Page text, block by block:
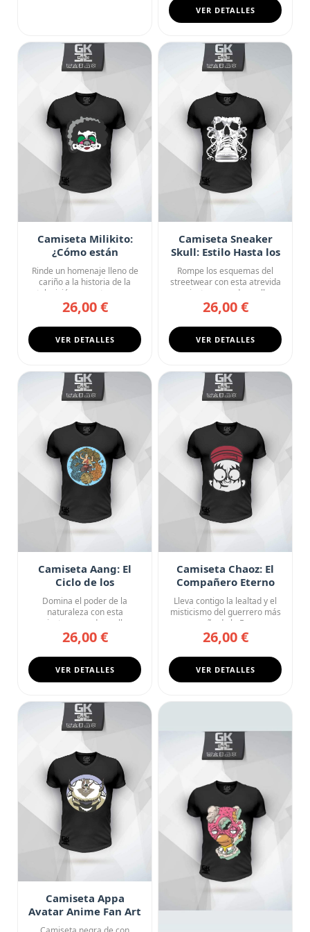
VER DETALLES
Camiseta Milikito:
¿Cómo están
ustedes?
Rinde un homenaje lleno de
cariño a la historia de la
televisión con esta cam...
26,00 €
VER DETALLES
Camiseta Sneaker
Skull: Estilo Hasta los
Huesos
Rompe los esquemas del
streetwear con esta atrevida
camiseta negra de cuello ...
26,00 €
VER DETALLES
Camiseta Aang: El
Ciclo de los
Elementos
Domina el poder de la
naturaleza con esta
camiseta negra de cuello en
V. El d...
26,00 €
VER DETALLES
Camiseta Chaoz: El
Compañero Eterno
Lleva contigo la lealtad y el
misticismo del guerrero más
pequeño de la Escue...
26,00 €
VER DETALLES
Camiseta Appa
Avatar Anime Fan Art